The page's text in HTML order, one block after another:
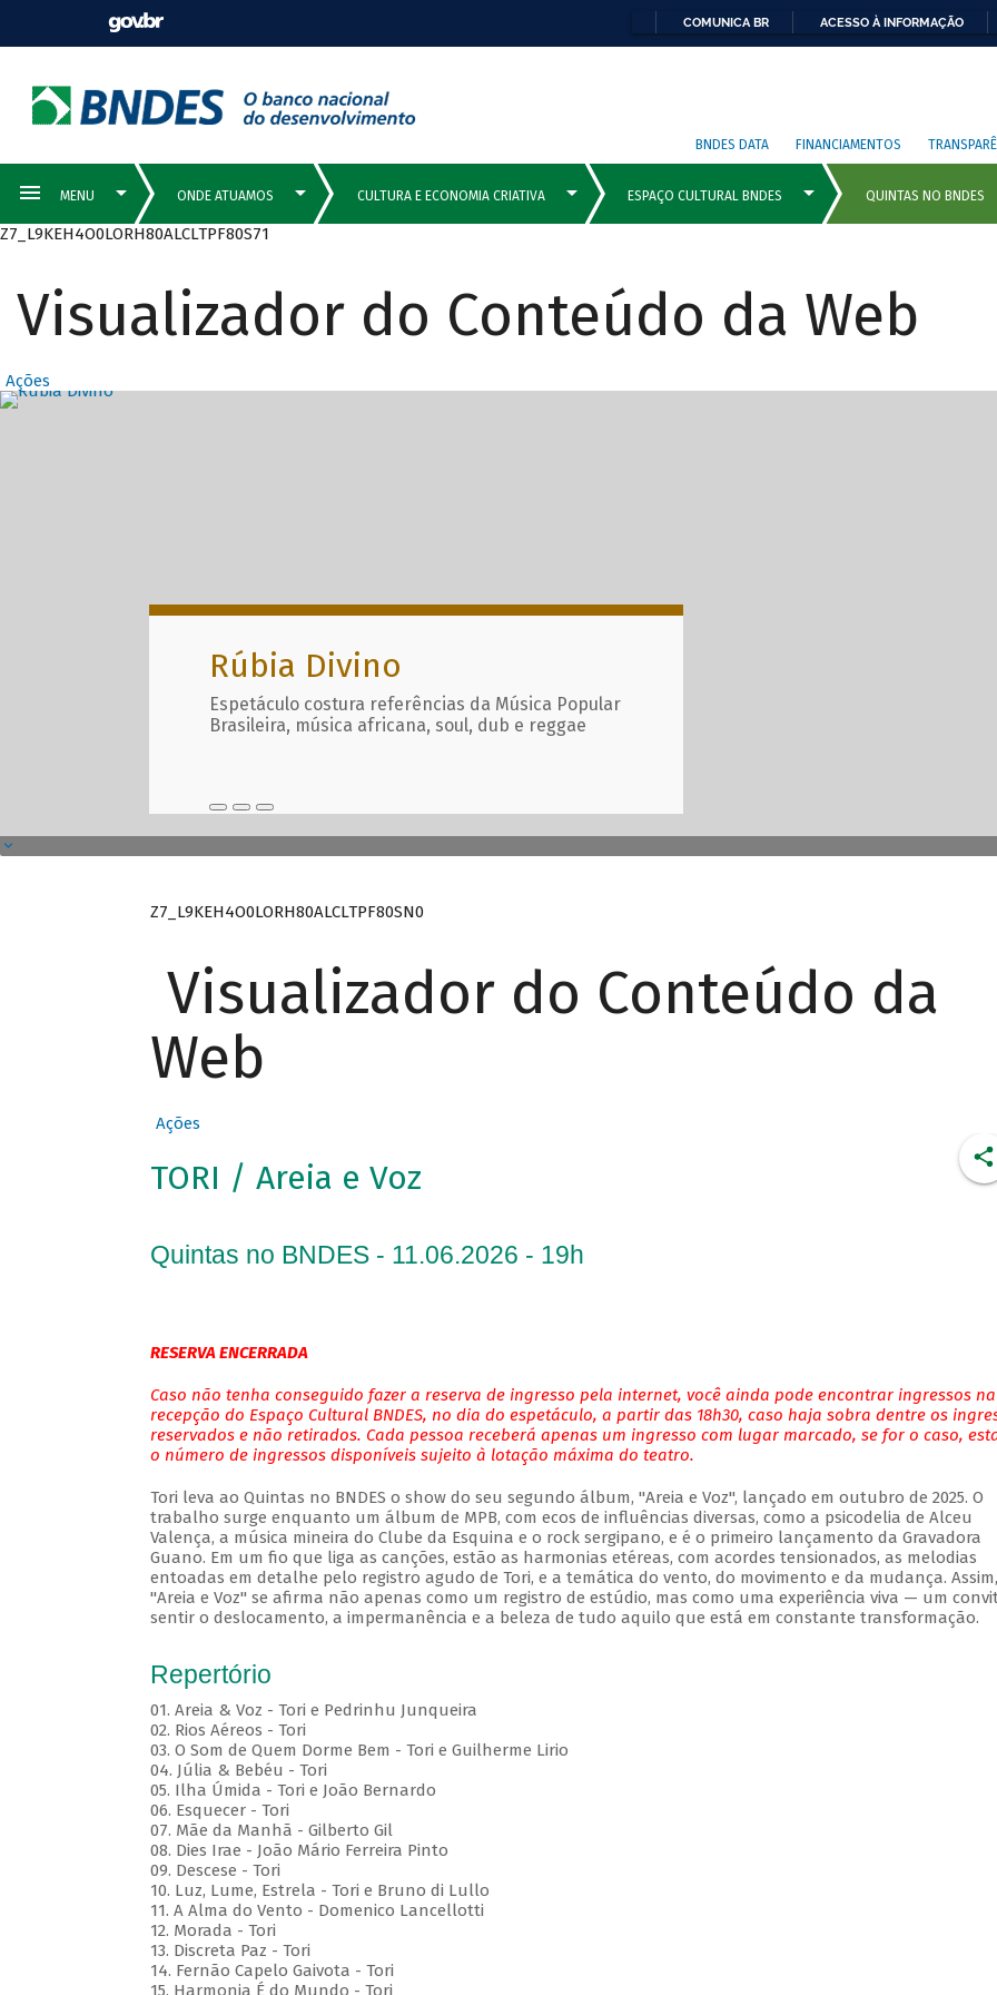
COMUNICA BR ACESSO À INFORMAÇÃO
BNDES DATA FINANCIAMENTOS
Z7_L9KEH4O0LORH80ALCLTPF80S71
Visualizador do Conteúdo da Web
Ações
Destaques Principais com
Rúbia Divino
Espetáculo costura referências da Música Popular
Brasileira, música africana, soul, dub e reggae
Z7_L9KEH4O0LORH80ALCLTPF80SN0
Visualizador do Conteúdo da
Web
Ações
TORI / Areia e Voz
Quintas no BNDES - 11.06.2026 - 19h
RESERVA ENCERRADA
Caso não tenha conseguido fazer a reserva de ingresso pela internet, você ainda pode encontrar ingressos na
recepção do Espaço Cultural BNDES, no dia do espetáculo, a partir das 18h30, caso haja sobra dentre os
reservados e não retirados. Cada pessoa receberá apenas um ingresso com lugar marcado, se for o caso,
o número de ingressos disponíveis sujeito à lotação máxima do teatro.
Tori leva ao Quintas no BNDES o show do seu segundo álbum, "Areia e Voz", lançado em outubro de 2025. O
trabalho surge enquanto um álbum de MPB, com ecos de influências diversas, como a psicodelia de Alceu
Valença, a música mineira do Clube da Esquina e o rock sergipano, e é o primeiro lançamento da Gravadora
Guano. Em um fio que liga as canções, estão as harmonias etéreas, com acordes tensionados, as melodias
entoadas em detalhe pelo registro agudo de Tori, e a temática do vento, do movimento e da mudança. Assim,
"Areia e Voz" se afirma não apenas como um registro de estúdio, mas como uma experiência viva — um
sentir o deslocamento, a impermanência e a beleza de tudo aquilo que está em constante transformação.
Repertório
01. Areia & Voz - Tori e Pedrinhu Junqueira
02. ⁠Rios Aéreos - Tori
03. O Som de Quem Dorme Bem - Tori e Guilherme Lirio
04. Júlia & Bebéu - Tori
05. Ilha Úmida - Tori e João Bernardo
06. Esquecer - Tori
07. Mãe da Manhã - Gilberto Gil
08. Dies Irae - João Mário Ferreira Pinto
09. Descese - Tori
10. Luz, Lume, Estrela - Tori e Bruno di Lullo
11. A Alma do Vento - Domenico Lancellotti
12. Morada - Tori
13. Discreta Paz - Tori
14. Fernão Capelo Gaivota - Tori